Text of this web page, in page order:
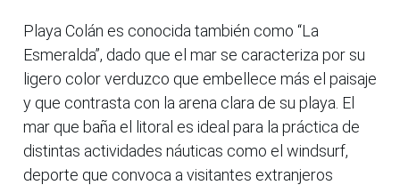
Playa Colán es conocida también como “La
Esmeralda”, dado que el mar se caracteriza por su
ligero color verduzco que embellece más el paisaje
y que contrasta con la arena clara de su playa. El
mar que baña el litoral es ideal para la práctica de
distintas actividades náuticas como el windsurf,
deporte que convoca a visitantes extranjeros